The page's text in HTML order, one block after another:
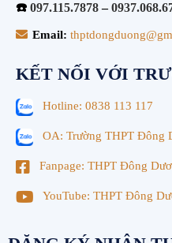
☎️ 097.115.7878–
Email:
KẾT NỐI VỚI
Hotline: 0838 113 117
OA: Trường THPT Đông
Fanpage: THPT Đông
YouTube: THPT Đông